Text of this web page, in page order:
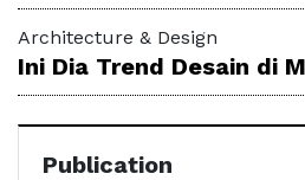
Architecture & Design
Ini Dia Trend Desain di
Publication